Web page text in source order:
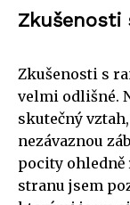
Zkušenosti
Zkušenosti s
velmi odlišné.
skutečný
nezávaznou
pocity ohledně
stranu jsem